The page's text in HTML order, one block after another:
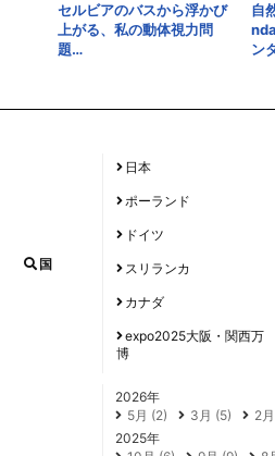
セルビアのバスから浮かび
上がる、私の動体視力問
題…
自
ン
国
日本
ポーランド
ドイツ
スリランカ
カナダ
expo2025大阪・関西万
博
2026年
5月 (2)
3月 (5) 2
2025年